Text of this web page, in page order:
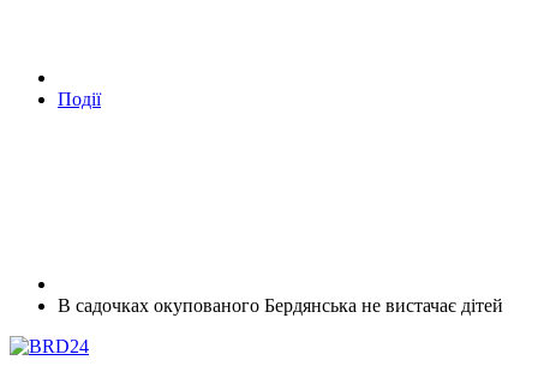
Події
В садочках окупованого Бердянська не вистачає дітей